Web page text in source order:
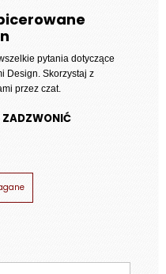
pytania dotyczące
Design. Skorzystaj z
przez czat.
ZADZWONIĆ